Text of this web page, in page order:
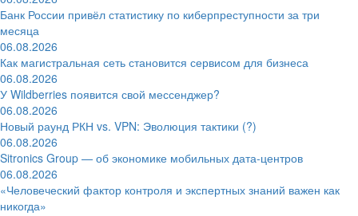
Банк России привёл статистику по киберпреступности за три
месяца
06.08.2026
Как магистральная сеть становится сервисом для бизнеса
06.08.2026
У Wildberries появится свой мессенджер?
06.08.2026
Новый раунд РКН vs. VPN: Эволюция тактики (?)
06.08.2026
Sitronics Group — об экономике мобильных дата-центров
06.08.2026
«Человеческий фактор контроля и экспертных знаний важен как
никогда»